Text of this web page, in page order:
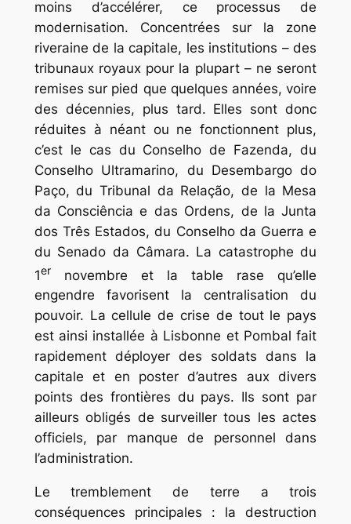
moins d’accélérer, ce processus de
modernisation. Concentrées sur la zone
riveraine de la capitale, les institutions – des
tribunaux royaux pour la plupart – ne seront
remises sur pied que quelques années, voire
des décennies, plus tard. Elles sont donc
réduites à néant ou ne fonctionnent plus,
c’est le cas du Conselho de Fazenda, du
Conselho Ultramarino, du Desembargo do
Paço, du Tribunal da Relação, de la Mesa
da Consciência e das Ordens, de la Junta
dos Três Estados, du Conselho da Guerra e
du Senado da Câmara. La catastrophe du
1ernovembre et la table rase qu’elle
engendre favorisent la centralisation du
pouvoir. La cellule de crise de tout le pays
est ainsi installée à Lisbonne et Pombal fait
rapidement déployer des soldats dans la
capitale et en poster d’autres aux divers
points des frontières du pays. Ils sont par
ailleurs obligés de surveiller tous les actes
officiels, par manque de personnel dans
l’administration.
Le tremblement de terre a trois
conséquences principales : la destruction